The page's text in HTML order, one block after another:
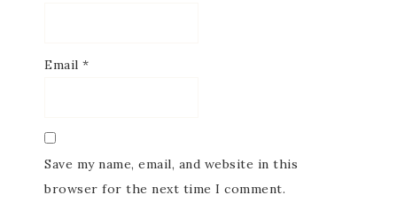
Email *
Save my name, email, and website in this
browser for the next time I comment.